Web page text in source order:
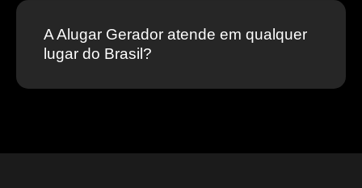
A Alugar Gerador atende em qualquer
lugar do Brasil?